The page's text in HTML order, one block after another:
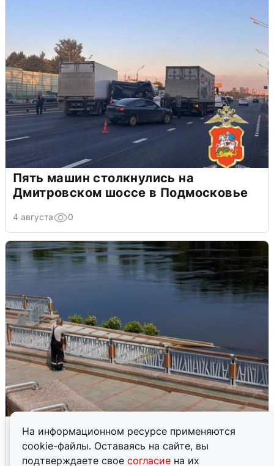
На информационном ресурсе применяются
cookie-файлы. Оставаясь на сайте, вы
подтверждаете свое согласие на их
Пять машин столкнулись на
Дмитровском шоссе в Подмосковье
4 августа 0
В Туре вода убывает, на других реках
области прибывает